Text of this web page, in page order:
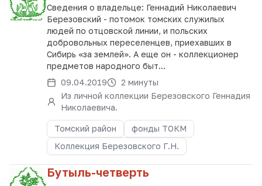
Сведения о владельце: Геннадий Николаевич
Березовский - потомок томских служилых
людей по отцовской линии, и польских
добровольных переселенцев, приехавших в
Сибирь «за землей». А еще он - коллекционер
предметов народного быт...
09.04.2019
2 минуты
Из личной коллекции Березовского Геннадия
Николаевича.
Томский район
фонды ТОКМ
Коллекция Березовского Г.Н.
Бутыль-четверть